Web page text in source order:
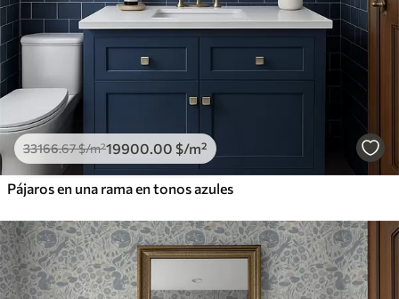
33166.67$/m²19900.00 $/m²
Pájaros en una rama en tonos azules